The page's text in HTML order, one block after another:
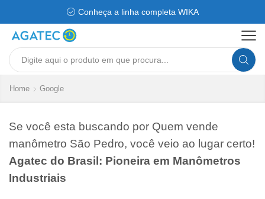
Conheça a linha completa WIKA
Search
Home Google
Se você esta buscando por Quem vende
manômetro São Pedro, você veio ao lugar certo!
Agatec do Brasil: Pioneira em Manômetros
Industriais